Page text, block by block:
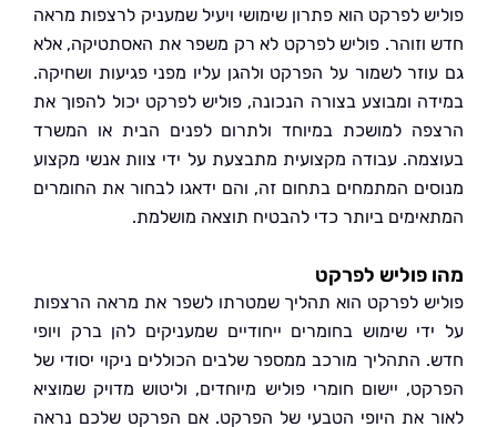
לפרקט הוא פתרון שימושי ויעיל שמעניק לרצפות מראה
פוליש לפרקט לא רק משפר את האסתטיקה, אלא
לשמור על הפרקט ולהגן עליו מפני פגיעות ושחיקה.
ומבוצע בצורה הנכונה, פוליש לפרקט יכול להפוך את
למושכת במיוחד ולתרום לפנים הבית או המשרד
עבודה מקצועית מתבצעת על ידי צוות אנשי מקצוע
המתמחים בתחום זה, והם ידאגו לבחור את החומרים
ביותר כדי להבטיח תוצאה מושלמת.
פוליש לפרקט
לפרקט הוא תהליך שמטרתו לשפר את מראה הרצפות
שימוש בחומרים ייחודיים שמעניקים להן ברק ויופי
התהליך מורכב ממספר שלבים הכוללים ניקוי יסודי של
יישום חומרי פוליש מיוחדים, וליטוש מדויק שמוציא
את היופי הטבעי של הפרקט. אם הפרקט שלכם נראה